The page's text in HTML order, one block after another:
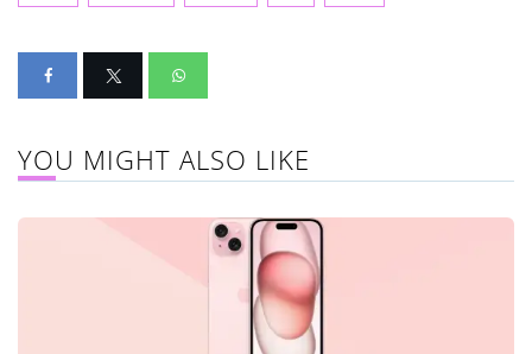
YOU MIGHT ALSO LIKE